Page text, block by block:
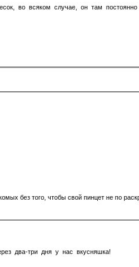
во всяком случае, он там
без того, чтобы свой пинцет не по
два-три дня у нас вкусняшка!